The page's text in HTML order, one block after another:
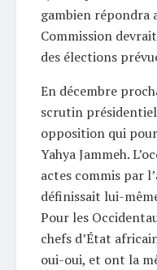
gambien répondra
Commission
des élections
En décembre
scrutin
opposition qui
Yahya Jammeh.
actes commis par
définissait lui-
Pour les
chefs d’État
oui-oui, et ont la